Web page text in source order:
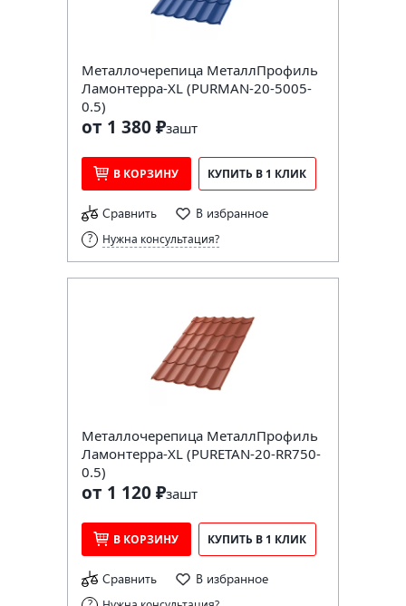
Металлочерепица МеталлПрофиль
Ламонтерра-XL (PURMAN-20-5005-
0.5)
от 1 380 ₽зашт
В КОРЗИНУ КУПИТЬ В 1 КЛИК
Сравнить В избранное
Нужна консультация?
Металлочерепица МеталлПрофиль
Ламонтерра-XL (PURETAN-20-RR750-
0.5)
от 1 120 ₽зашт
В КОРЗИНУ КУПИТЬ В 1 КЛИК
Сравнить В избранное